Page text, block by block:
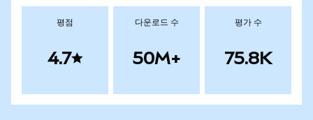
평점
4.7
다운로드 수
50M+
평가 수
75.8K